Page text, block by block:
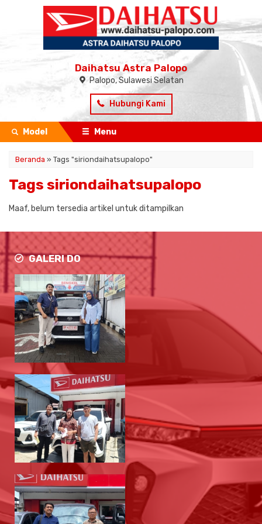
Daihatsu Astra Palopo
Palopo, Sulawesi Selatan
Hubungi Kami
Model Menu
Beranda » Tags "siriondaihatsupalopo"
Tags siriondaihatsupalopo
Maaf, belum tersedia artikel untuk ditampilkan
GALERI DO